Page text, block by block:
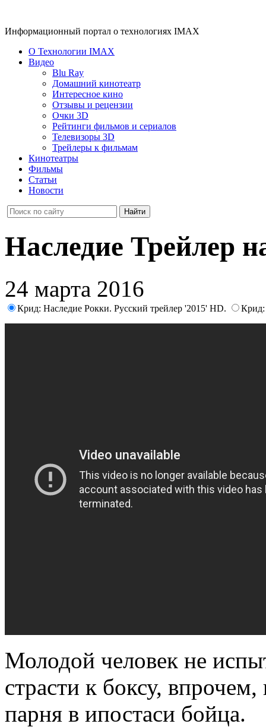
Информационный портал о технологиях IMAX
О Технологии IMAX
Видео
Blu Ray
Домашний кинотеатр
Интересное кино
Отзывы и рецензии
Очки 3D
Рейтинги фильмов и сериалов
Телевизоры 3D
Трейлеры к фильмам
Кинотеатры
Фильмы
Статьи
Новости
Наследие Трейлер
24 марта 2016
Крид: Наследие Рокки. Русский трейлер '2015' HD. Крид:
Молодой человек не
страсти к боксу,
парня в ипостаси бойца.